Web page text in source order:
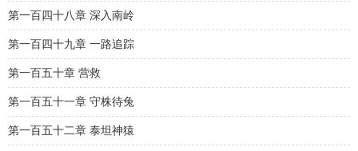
第一百四十八章 深入南岭
第一百四十九章 一路追踪
第一百五十章 营救
第一百五十一章 守株待兔
第一百五十二章 泰坦神猿